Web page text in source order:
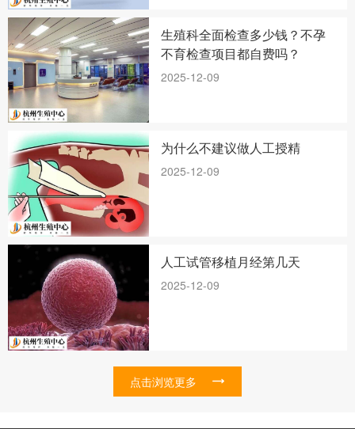
生殖科全面检查多少钱？不孕
不育检查项目都自费吗？
2025-12-09
为什么不建议做人工授精
2025-12-09
人工试管移植月经第几天
2025-12-09
点击浏览更多